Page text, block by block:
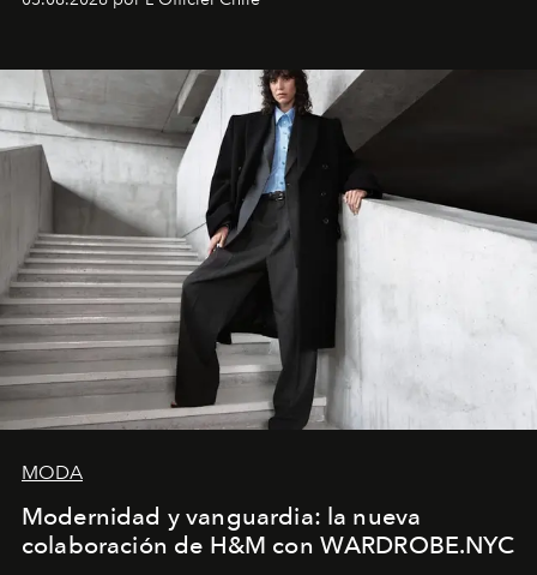
MODA
Modernidad y vanguardia: la nueva
colaboración de H&M con WARDROBE.NYC